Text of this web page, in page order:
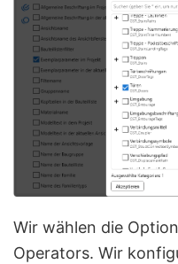
Wir wählen die
Operators. Wir